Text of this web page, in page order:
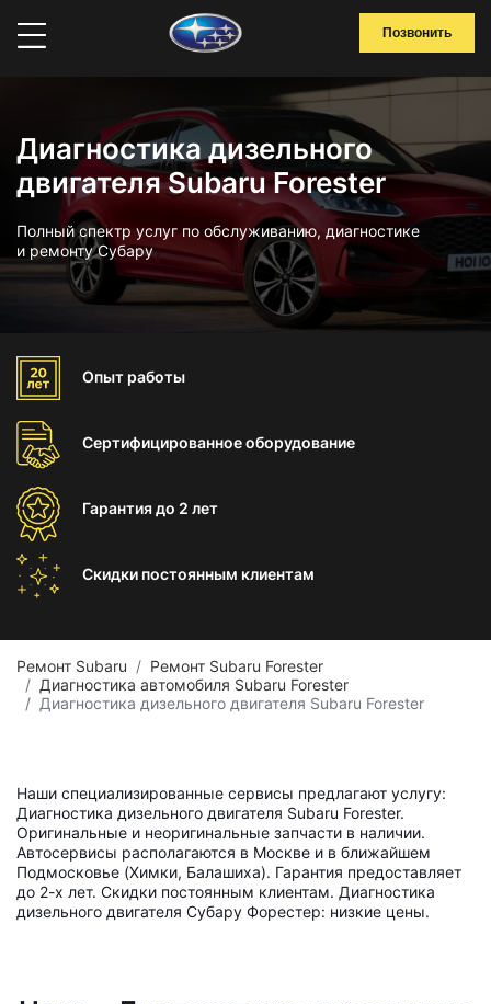
Позвонить
Диагностика дизельного
двигателя Subaru Forester
Полный спектр услуг по обслуживанию, диагностике
и ремонту Субару
Опыт работы
Сертифицированноеоборудование
Гарантиядо 2 лет
Скидки постоянным клиентам
Ремонт Subaru
Ремонт Subaru Forester
Диагностика автомобиля Subaru Forester
Диагностика дизельного двигателя Subaru Forester
Наши специализированные сервисы предлагают услугу:
Диагностика дизельного двигателя Subaru Forester.
Оригинальные и неоригинальные запчасти в наличии.
Автосервисы располагаются в Москве и в ближайшем
Подмосковье (Химки, Балашиха). Гарантия предоставляет
до 2-х лет. Скидки постоянным клиентам. Диагностика
дизельного двигателя Субару Форестер: низкие цены.